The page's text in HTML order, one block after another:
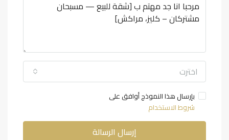
اخترت
بإرسال هذا النموذج أوافق على
شروط الاستخدام
إرسال الرسالة